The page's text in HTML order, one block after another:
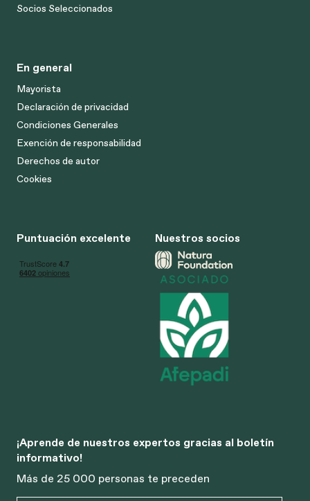
Socios Seleccionados
En general
Mayorista
Declaración de privacidad
Condiciones Generales
Exención de responsabilidad
Derechos de autor
Cookies
Puntuación excelente Nuestros socios
¡Aprende de nuestros expertos gracias al boletín
informativo!
Más de 25 000 personas te preceden